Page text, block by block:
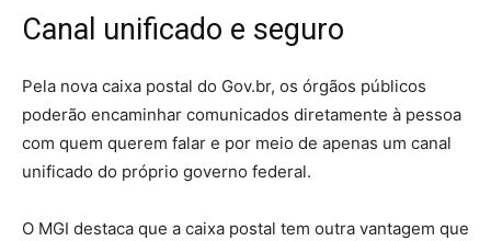
Canal unificado e seguro
Pela nova caixa postal do Gov.br, os órgãos públicos
poderão encaminhar comunicados diretamente à pessoa
com quem querem falar e por meio de apenas um canal
unificado do próprio governo federal.
O MGI destaca que a caixa postal tem outra vantagem que